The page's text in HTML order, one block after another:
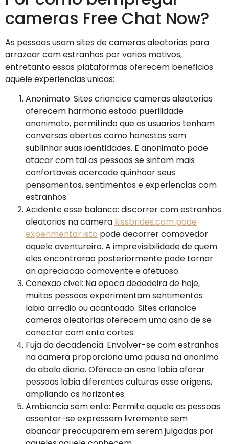
cameras Free Chat Now?
As pessoas usam sites de cameras aleatorias para
arrazoar com estranhos por varios motivos,
entretanto essas plataformas oferecem beneficios
aquele experiencias unicas:
Anonimato: Sites criancice cameras aleatorias
oferecem harmonia estado puerilidade
anonimato, permitindo que os usuarios tenham
conversas abertas como honestas sem
sublinhar suas identidades. E anonimato pode
atacar com tal as pessoas se sintam mais
confortaveis acercade quinhoar seus
pensamentos, sentimentos e experiencias com
estranhos.
Acidente esse balanco: discorrer com estranhos
aleatorios na camera kissbrides.com pode
experimentar isto pode decorrer comovedor
aquele aventureiro. A imprevisibilidade de quem
eles encontrarao posteriormente pode tornar
an apreciacao comovente e afetuoso.
Conexao civel: Na epoca dedadeira de hoje,
muitas pessoas experimentam sentimentos
labia arredio ou acantoado. Sites criancice
cameras aleatorias oferecem uma asno de se
conectar com ento cortes.
Fuja da decadencia: Envolver-se com estranhos
na camera proporciona uma pausa na anonimo
da abalo diaria. Oferece an asno labia aforar
pessoas labia diferentes culturas esse origens,
ampliando os horizontes.
Ambiencia sem ento: Permite aquele as pessoas
assentar-se expressem livremente sem
abancar preocuparem em serem julgadas por